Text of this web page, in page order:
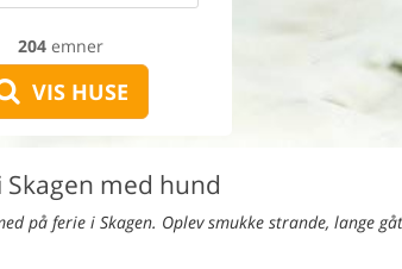
204 emner
VIS HUSE
Skagen med hund
på ferie i Skagen. Oplev smukke strande, lange